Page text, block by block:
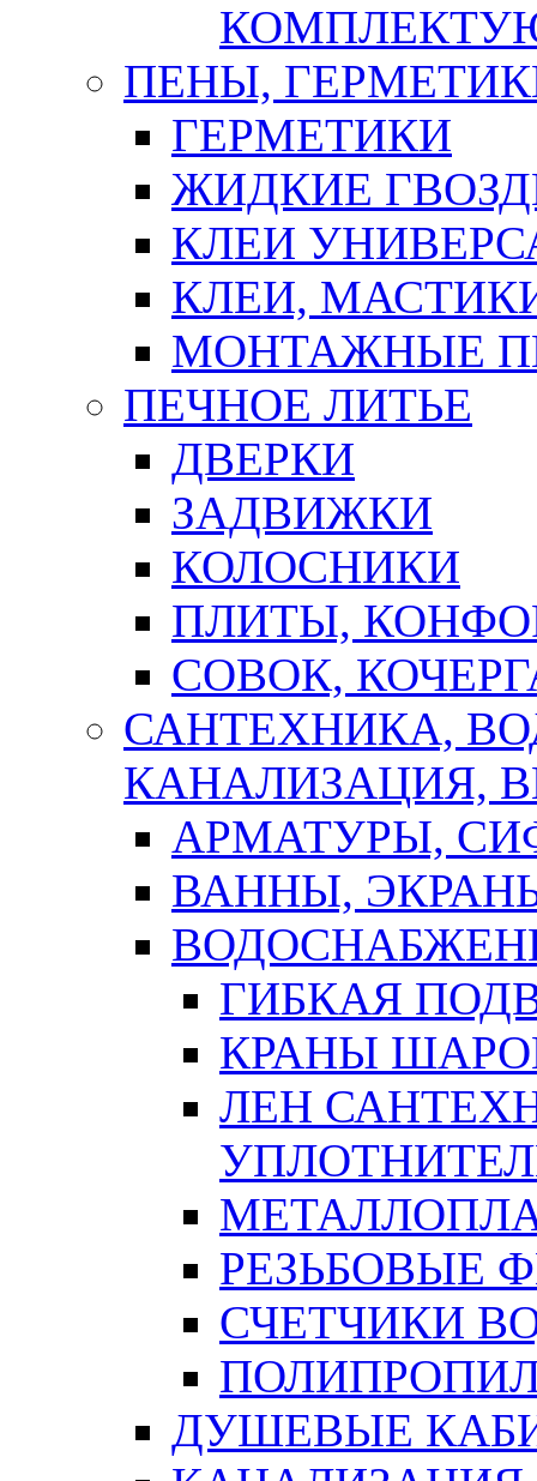
ПЕНЫ,
ГЕРМЕТИКИ
ЖИДКИЕ
КЛЕИ
КЛЕИ,
МОНТАЖНЫЕ
ПЕЧНОЕ ЛИТЬЕ
ДВЕРКИ
ЗАДВИЖКИ
КОЛОСНИКИ
ПЛИТЫ,
СОВОК,
САНТЕХНИКА,
КАНАЛИЗАЦИЯ,
АРМАТУРЫ,
ВАННЫ,
ГИБКАЯ
КРАНЫ
ЛЕН
РЕЗЬБОВЫЕ
СЧЕТЧИКИ
ДУШЕВЫЕ